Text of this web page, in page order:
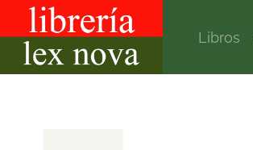
Libros